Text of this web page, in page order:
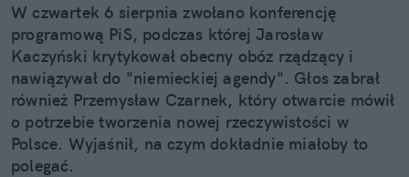
W czwartek 6 sierpnia zwołano konferencję
programową PiS, podczas której Jarosław
Kaczyński krytykował obecny obóz rządzący i
nawiązywał do "niemieckiej agendy". Głos zabrał
również Przemysław Czarnek, który otwarcie mówił
o potrzebie tworzenia nowej rzeczywistości w
Polsce. Wyjaśnił, na czym dokładnie miałoby to
polegać.